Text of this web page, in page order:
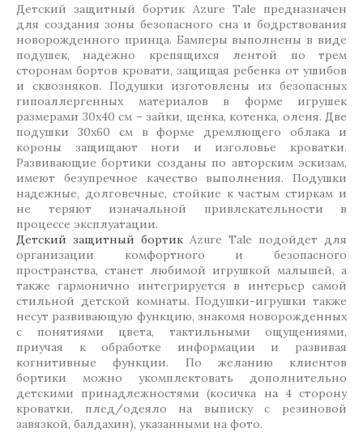
Детский защитный бортик Azure Tale предназначен
для создания зоны безопасного сна и бодрствования
новорожденного принца. Бамперы выполнены в виде
подушек, надежно крепящихся лентой по трем
сторонам бортов кровати, защищая ребенка от ушибов
и сквозняков. Подушки изготовлены из безопасных
гипоаллергенных материалов в форме игрушек
размерами 30х40 см – зайки, щенка, котенка, оленя. Две
подушки 30х60 см в форме дремлющего облака и
короны защищают ноги и изголовье кроватки.
Развивающие бортики созданы по авторским эскизам,
имеют безупречное качество выполнения. Подушки
надежные, долговечные, стойкие к частым стиркам и
не теряют изначальной привлекательности в
процессе эксплуатации.
Детский защитный бортик Azure Tale подойдет для
организации комфортного и безопасного
пространства, станет любимой игрушкой малышей, а
также гармонично интегрируется в интерьер самой
стильной детской комнаты. Подушки-игрушки также
несут развивающую функцию, знакомя новорожденных
с понятиями цвета, тактильными ощущениями,
приучая к обработке информации и развивая
когнитивные функции. По желанию клиентов
бортики можно укомплектовать дополнительно
детскими принадлежностями (косичка на 4 сторону
кроватки, плед/одеяло на выписку с резиновой
завязкой, балдахин), указанными на фото.